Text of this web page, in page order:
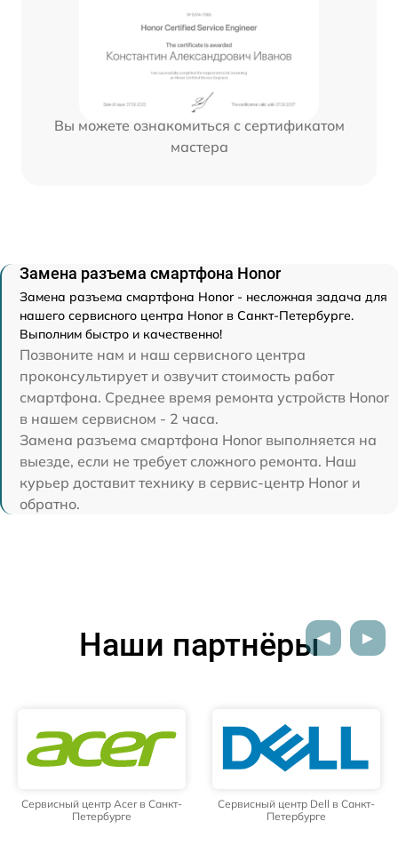
Вы можете ознакомиться с сертификатом
мастера
Замена разъема смартфона Honor
Замена разъема смартфона Honor - несложная задача для
нашего сервисного центра Honor в Санкт-Петербурге.
Выполним быстро и качественно!
Позвоните нам и наш сервисного центра
проконсультирует и озвучит стоимость работ
смартфона. Среднее время ремонта устройств Honor
в нашем сервисном - 2 часа.
Замена разъема смартфона Honor выполняется на
выезде, если не требует сложного ремонта. Наш
курьер доставит технику в сервис-центр Honor и
обратно.
Наши партнёры
Сервисный центр Acer в Санкт-
Петербурге
Сервисный центр Dell в Санкт-
Петербурге